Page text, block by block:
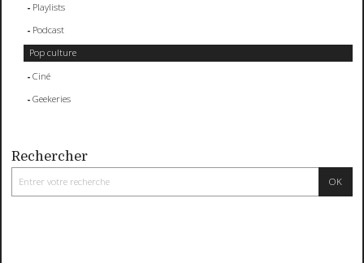
Playlists
Podcast
Pop culture
Ciné
Geekeries
Rechercher